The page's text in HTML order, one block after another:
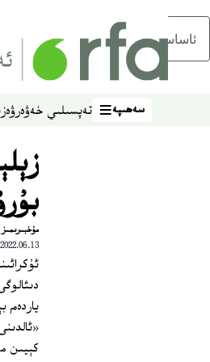
ئاساسلىق مەزمۇنغا ئاتلاڭ
سەھىپە
سەھىپە تەپسىلىي خەۋەر
2022.06.13
ياردەم
كېيىن